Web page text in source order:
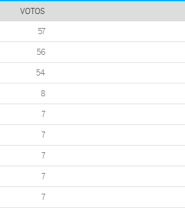
VOTOS
57
56
54
8
7
7
7
7
7